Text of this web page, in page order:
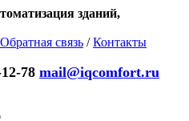
зданий,
Обратная связь /Контакты
78 mail@iqcomfort.ru